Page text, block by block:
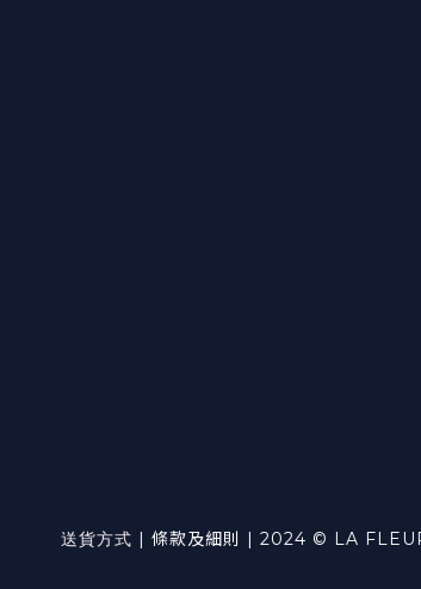
送貨方式 條款及細則 | 2024 © LA